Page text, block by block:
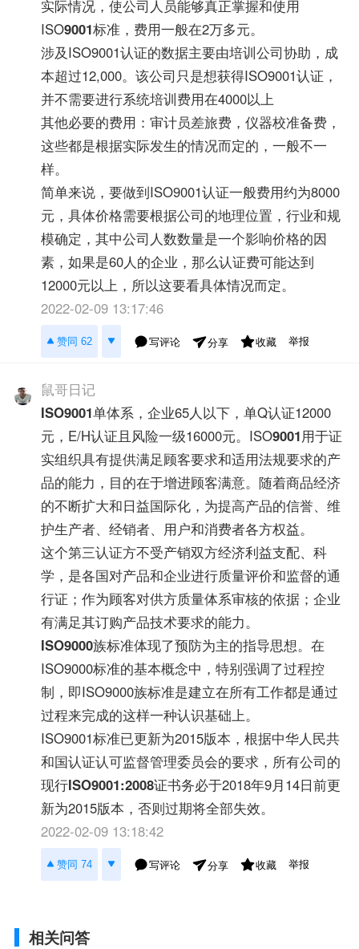
实际情况，使公司人员能够真正掌握和使用
ISO9001标准，费用一般在2万多元。
涉及ISO9001认证的数据主要由培训公司协助，成
本超过12,000。该公司只是想获得ISO9001认证，
并不需要进行系统培训费用在4000以上
其他必要的费用：审计员差旅费，仪器校准备费，
这些都是根据实际发生的情况而定的，一般不一
样。
简单来说，要做到ISO9001认证一般费用约为8000
元，具体价格需要根据公司的地理位置，行业和规
模确定，其中公司人数数量是一个影响价格的因
素，如果是60人的企业，那么认证费可能达到
12000元以上，所以这要看具体情况而定。
2022-02-09 13:17:46
赞同 62 写评论 分享 收藏 举报
鼠哥日记
ISO9001单体系，企业65人以下，单Q认证12000
元，E/H认证且风险一级16000元。ISO9001用于证
实组织具有提供满足顾客要求和适用法规要求的产
品的能力，目的在于增进顾客满意。随着商品经济
的不断扩大和日益国际化，为提高产品的信誉、维
护生产者、经销者、用户和消费者各方权益。
这个第三认证方不受产销双方经济利益支配、科
学，是各国对产品和企业进行质量评价和监督的通
行证；作为顾客对供方质量体系审核的依据；企业
有满足其订购产品技术要求的能力。
ISO9000族标准体现了预防为主的指导思想。在
ISO9000标准的基本概念中，特别强调了过程控
制，即ISO9000族标准是建立在所有工作都是通过
过程来完成的这样一种认识基础上。
ISO9001标准已更新为2015版本，根据中华人民共
和国认证认可监督管理委员会的要求，所有公司的
现行ISO9001:2008证书务必于2018年9月14日前更
新为2015版本，否则过期将全部失效。
2022-02-09 13:18:42
赞同 74 写评论 分享 收藏 举报
相关问答